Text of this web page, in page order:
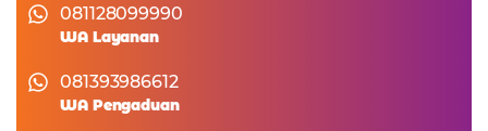
081128099990
WA Layanan
081393986612
WA Pengaduan